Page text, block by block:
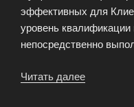
эффективных для
уровень квалификации
непосредственно
Читать далее